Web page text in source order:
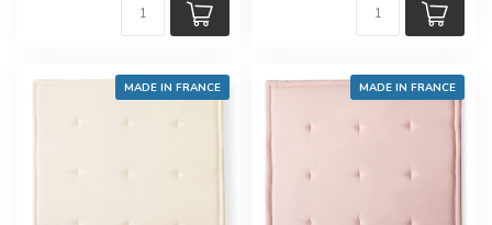
MADE IN FRANCE MADE IN FRANCE